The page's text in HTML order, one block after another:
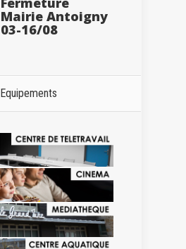
Mairie Antoigny
03-16/08
Equipements